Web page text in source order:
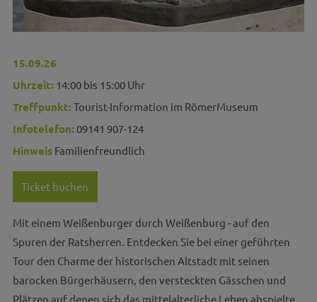
15.09.26
Uhrzeit: 14:00 bis 15:00 Uhr
Treffpunkt: Tourist-Information im RömerMuseum
Infotelefon: 09141 907-124
HinweisFamilienfreundlich
Ticket buchen
Mit einem Weißenburger durch Weißenburg - auf den
Spuren der Ratsherren. Entdecken Sie bei einer geführten
Tour den Charme der historischen Altstadt mit seinen
barocken Bürgerhäusern, den versteckten Gässchen und
Plätzen auf denen sich das mittelalterliche Leben abspielte.